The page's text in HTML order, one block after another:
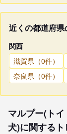
近くの都道府
関西
滋賀県（0件）
奈良県（0件）
マルプー(ト
犬)に関する